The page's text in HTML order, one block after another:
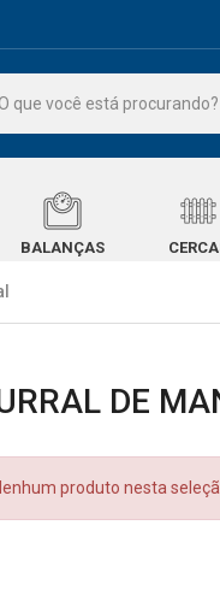
BALANÇAS
DE
produto nesta